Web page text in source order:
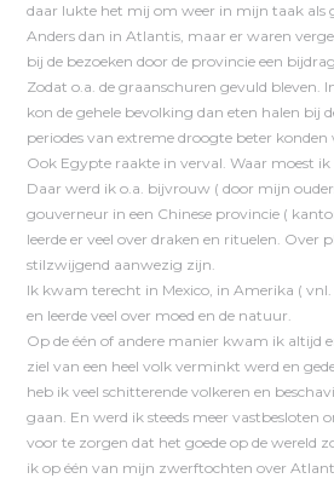
daar lukte het mij om weer in mijn taak als
Anders dan in Atlantis, maar er waren
bij de bezoeken door de provincie een
Zodat o.a. de graanschuren gevuld bleven.
kon de gehele bevolking dan eten halen bij
periodes van extreme droogte beter
Ook Egypte raakte in verval. Waar moest
Daar werd ik o.a. bijvrouw ( door mijn
gouverneur in een Chinese provincie (
leerde er veel over draken en rituelen. Over
stilzwijgend aanwezig zijn.
Ik kwam terecht in Mexico, in Amerika (
en leerde veel over moed en de natuur.
Op de één of andere manier kwam ik altijd
ziel van een heel volk verminkt werd en
heb ik veel schitterende volkeren en
gaan. En werd ik steeds meer vastbesloten
voor te zorgen dat het goede op de wereld
ik op één van mijn zwerftochten over